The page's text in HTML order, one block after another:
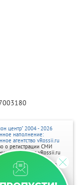
центр" 2004 - 2026
наполнение:
агентство vRossii.ru
о регистрации СМИ
агентства vRossii.ru
04 марта
редактора Нарыков А. Н.
размещаются на